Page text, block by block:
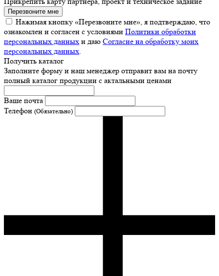
Перезвоните мне
Нажимая кнопку «Перезвоните мне», я подтверждаю, что
ознакомлен и согласен с условиями Политики обработки
персональных данных и даю Согласие на обработку моих
персональных данных.
Получить каталог
Заполните форму и наш менеджер отправит вам на почту
полный каталог продукции с актальными ценами
Ваше почта
Телефон (Обязательно)